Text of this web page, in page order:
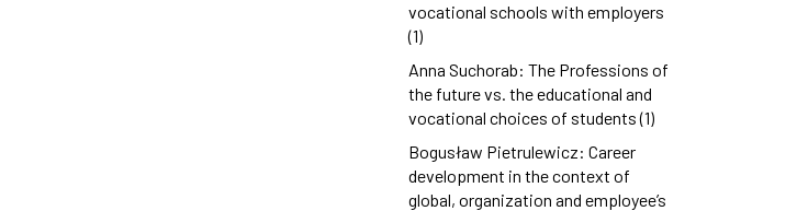
vocational schools with employers
(1)
Anna Suchorab: The Professions of
the future vs. the educational and
vocational choices of students (1)
Bogusław Pietrulewicz: Career
development in the context of
global, organization and employee’s